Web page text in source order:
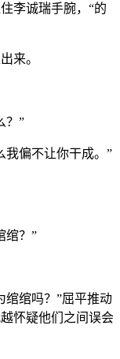
李诚瑞手腕，“的
来。
？”
我偏不让你干成。”
绾？”
绾绾吗？”屈平推动
怀疑他们之间误会